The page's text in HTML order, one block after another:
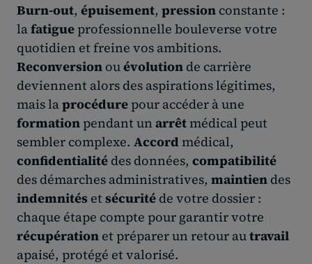
Burn-out, épuisement, pression constante :
lafatigue professionnelle bouleverse votre
quotidien et freine vos ambitions.
Reconversion ouévolution de carrière
deviennent alors des aspirations légitimes,
mais laprocédure pour accéder à une
formation pendant un arrêtmédical peut
sembler complexe. Accord médical,
confidentialité des données, compatibilité
des démarches administratives, maintien des
indemnités et sécurité de votre dossier :
chaque étape compte pour garantir votre
récupération et préparer un retour autravail
apaisé, protégé et valorisé.